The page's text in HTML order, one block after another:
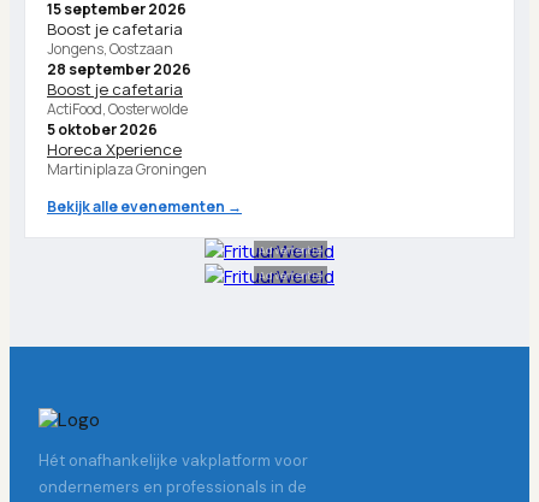
15 september 2026
Boost je cafetaria
Jongens, Oostzaan
28 september 2026
Boost je cafetaria
ActiFood, Oosterwolde
5 oktober 2026
Horeca Xperience
Martiniplaza Groningen
Bekijk alle evenementen →
Advertentie
Advertentie
Hét onafhankelijke vakplatform voor
ondernemers en professionals in de